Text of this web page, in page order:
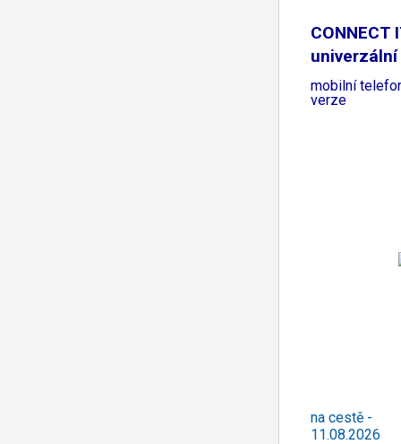
CONNECT
mobilní
verze
na cestě -
11.08.2026